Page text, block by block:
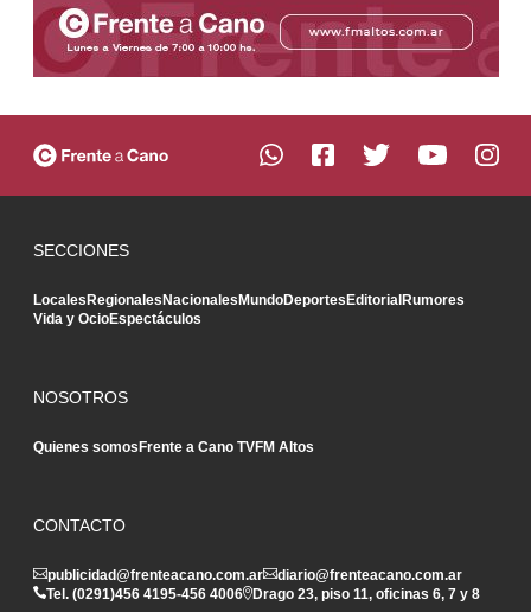
SECCIONES
LocalesRegionalesNacionalesMundoDeportesEditorialRumores
Vida y OcioEspectáculos
NOSOTROS
Quienes somosFrente a Cano TVFM Altos
CONTACTO
publicidad@frenteacano.com.ar
diario@frenteacano.com.ar
Tel. (0291)456 4195-456 4006 Drago 23, piso 11, oficinas 6, 7 y 8